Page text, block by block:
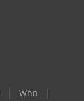
Whn